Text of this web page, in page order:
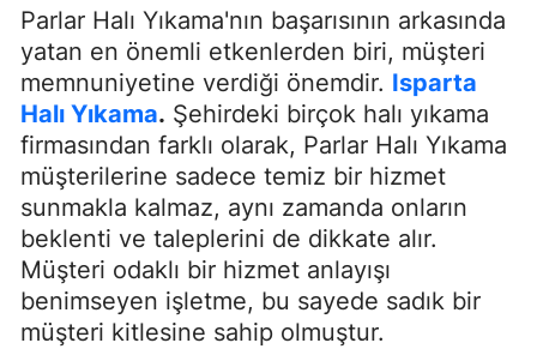
Parlar Halı Yıkama'nın başarısının arkasında
yatan en önemli etkenlerden biri, müşteri
memnuniyetine verdiği önemdir. Isparta
Halı Yıkama. Şehirdeki birçok halı yıkama
firmasından farklı olarak, Parlar Halı Yıkama
müşterilerine sadece temiz bir hizmet
sunmakla kalmaz, aynı zamanda onların
beklenti ve taleplerini de dikkate alır.
Müşteri odaklı bir hizmet anlayışı
benimseyen işletme, bu sayede sadık bir
müşteri kitlesine sahip olmuştur.